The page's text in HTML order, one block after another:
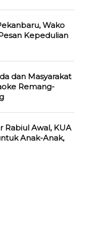
Wako
Kepedulian
dan Masyarakat
Remang-
Rabiul Awal, KUA
Anak-Anak,